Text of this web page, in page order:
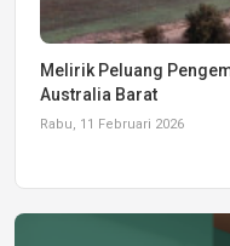
Melirik Peluang
Australia Barat
Rabu, 11 Februari 2026